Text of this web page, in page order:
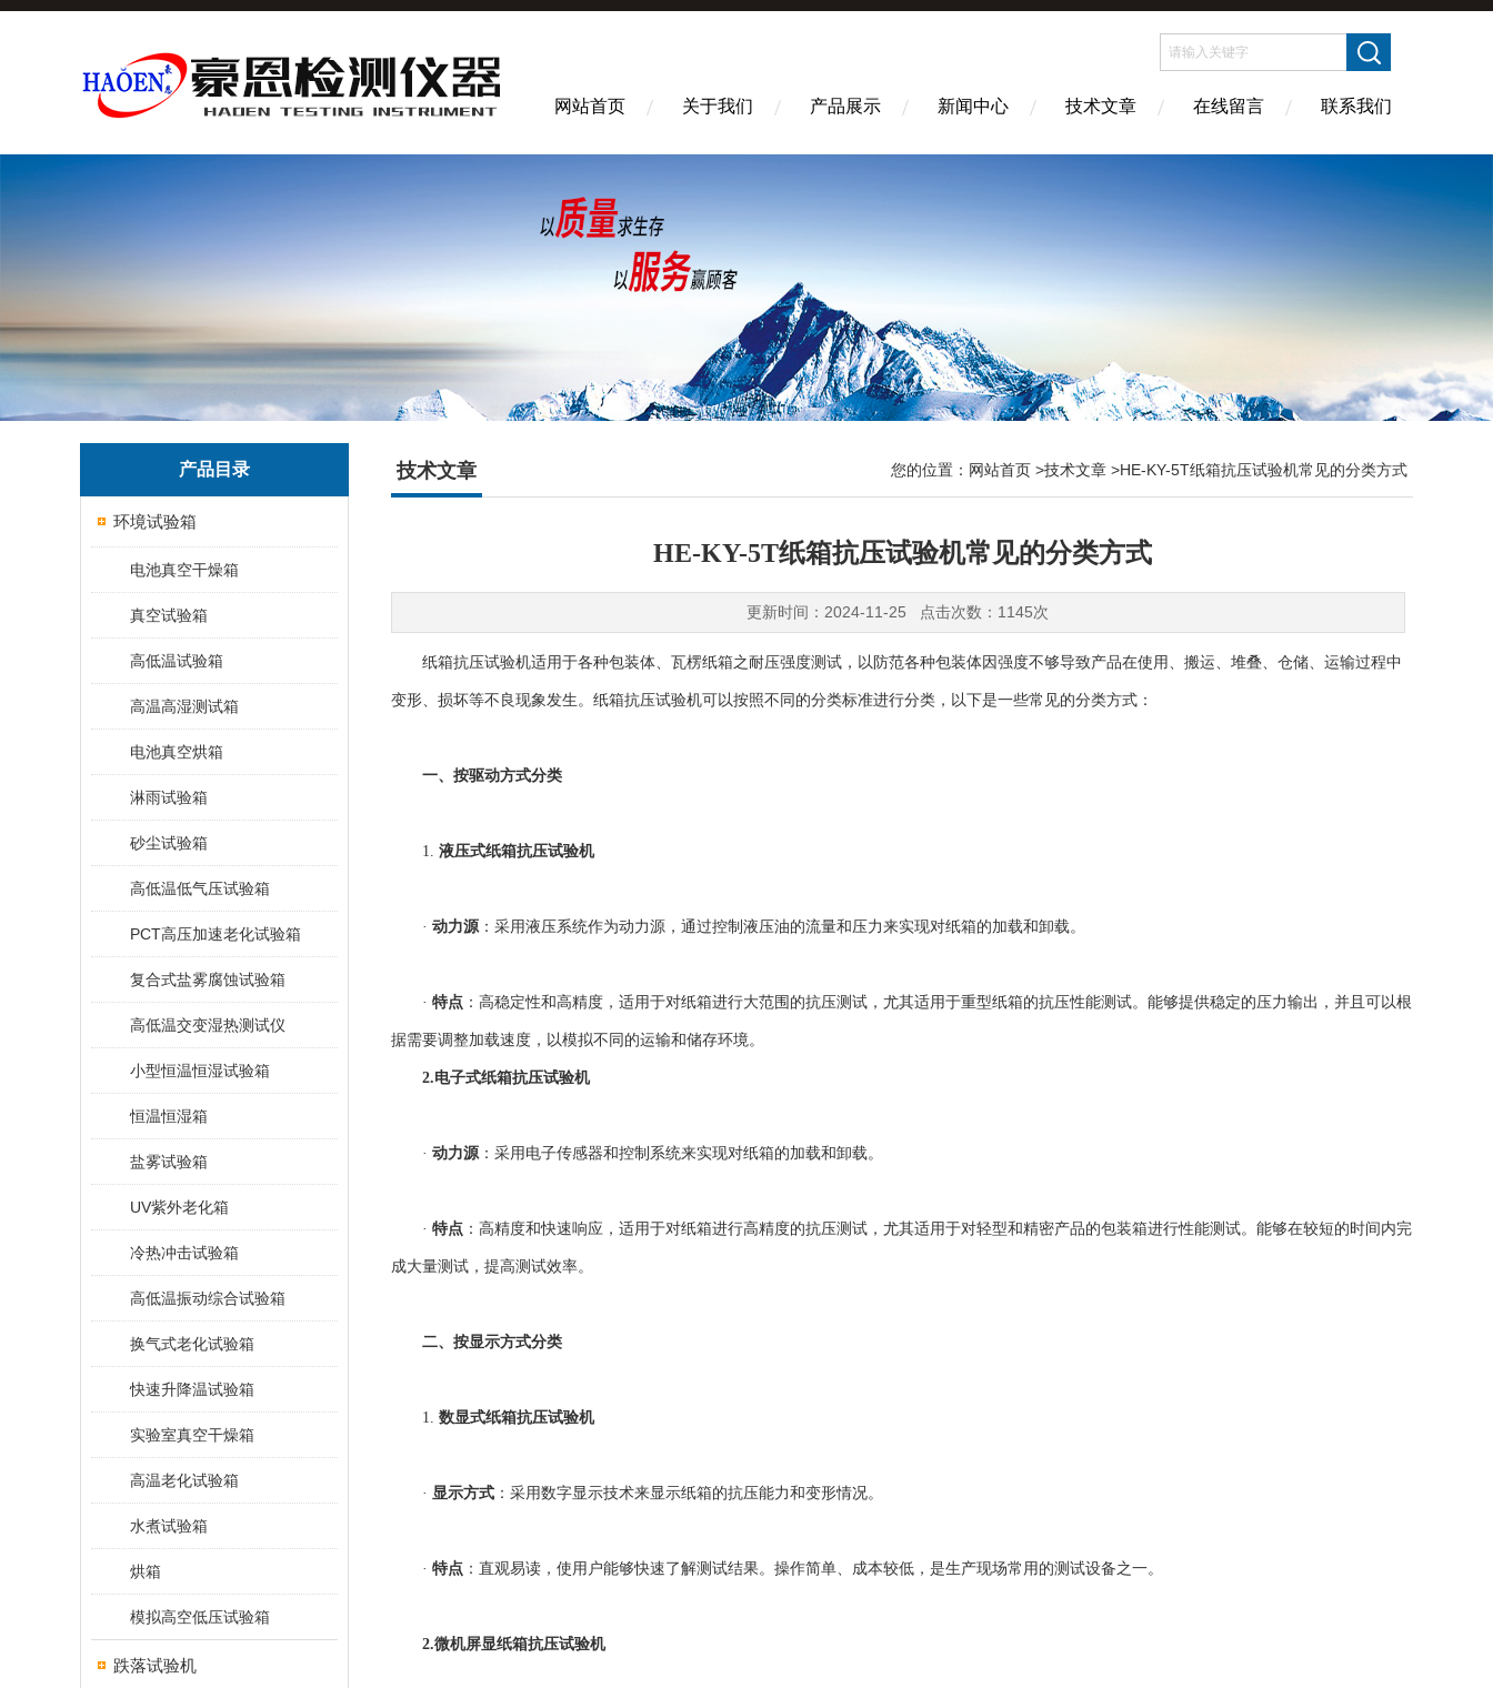
网站首页 关于我们 产品展示 新闻中心 技术文章 在线留言 联系我们
产品目录
环境试验箱
电池真空干燥箱
真空试验箱
高低温试验箱
高温高湿测试箱
电池真空烘箱
淋雨试验箱
砂尘试验箱
高低温低气压试验箱
PCT高压加速老化试验箱
复合式盐雾腐蚀试验箱
高低温交变湿热测试仪
小型恒温恒湿试验箱
恒温恒湿箱
盐雾试验箱
UV紫外老化箱
冷热冲击试验箱
高低温振动综合试验箱
换气式老化试验箱
快速升降温试验箱
实验室真空干燥箱
高温老化试验箱
水煮试验箱
烘箱
模拟高空低压试验箱
跌落试验机
技术文章 您的位置： 网站首页 >技术文章 >HE-KY-5T纸箱抗压试验机常见的分类方式
HE-KY-5T纸箱抗压试验机常见的分类方式
更新时间：2024-11-25 点击次数：1145次
纸箱抗压试验机适用于各种包装体、瓦楞纸箱之耐压强度测试，以防范各种包装体因强度不够导致产品在使用、搬运、堆叠、仓储、运输过程中
变形、损坏等不良现象发生。纸箱抗压试验机可以按照不同的分类标准进行分类，以下是一些常见的分类方式：
一、按驱动方式分类
1. 液压式纸箱抗压试验机
· 动力源：采用液压系统作为动力源，通过控制液压油的流量和压力来实现对纸箱的加载和卸载。
· 特点 ：高稳定性和高精度，适用于对纸箱进行大范围的抗压测试，尤其适用于重型纸箱的抗压性能测试。能够提供稳定的压力输出，并且可以根
据需要调整加载速度，以模拟不同的运输和储存环境。
2.电子式纸箱抗压试验机
· 动力源：采用电子传感器和控制系统来实现对纸箱的加载和卸载。
· 特点 ：高精度和快速响应，适用于对纸箱进行高精度的抗压测试，尤其适用于对轻型和精密产品的包装箱进行性能测试。能够在较短的时间内完
成大量测试，提高测试效率。
二、按显示方式分类
1. 数显式纸箱抗压试验机
· 显示方式 ：采用数字显示技术来显示纸箱的抗压能力和变形情况。
· 特点 ：直观易读，使用户能够快速了解测试结果。操作简单、成本较低，是生产现场常用的测试设备之一。
2.微机屏显纸箱抗压试验机